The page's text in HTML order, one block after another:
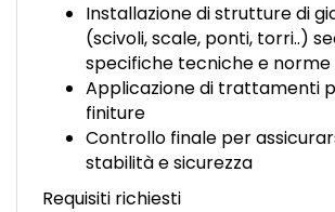
DE
ES
PT
Installazione di strutture di
(scivoli, scale, ponti, torri..)
specifiche tecniche e norme
Applicazione di trattamenti
finiture
Controllo finale per
stabilità e sicurezza
Requisiti richiesti